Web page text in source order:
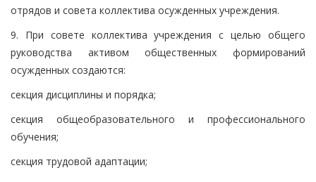
отрядов и совета коллектива осужденных учреждения.
9. При совете коллектива учреждения с целью общего
руководства активом общественных формирований
осужденных создаются:
секция дисциплины и порядка;
секция общеобразовательного и профессионального
обучения;
секция трудовой адаптации;